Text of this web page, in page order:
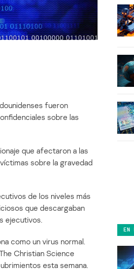
fueron
sobre las
que afectaron a las
sobre la gravedad
de los niveles más
que descargaban
ejecutivos.
como un virus normal.
Christian Science
esta semana.
EN